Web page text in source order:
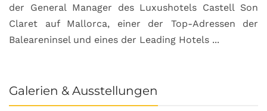
der General Manager des Luxushotels Castell Son
Claret auf Mallorca, einer der Top-Adressen der
Baleareninsel und eines der Leading Hotels ...
Galerien & Ausstellungen